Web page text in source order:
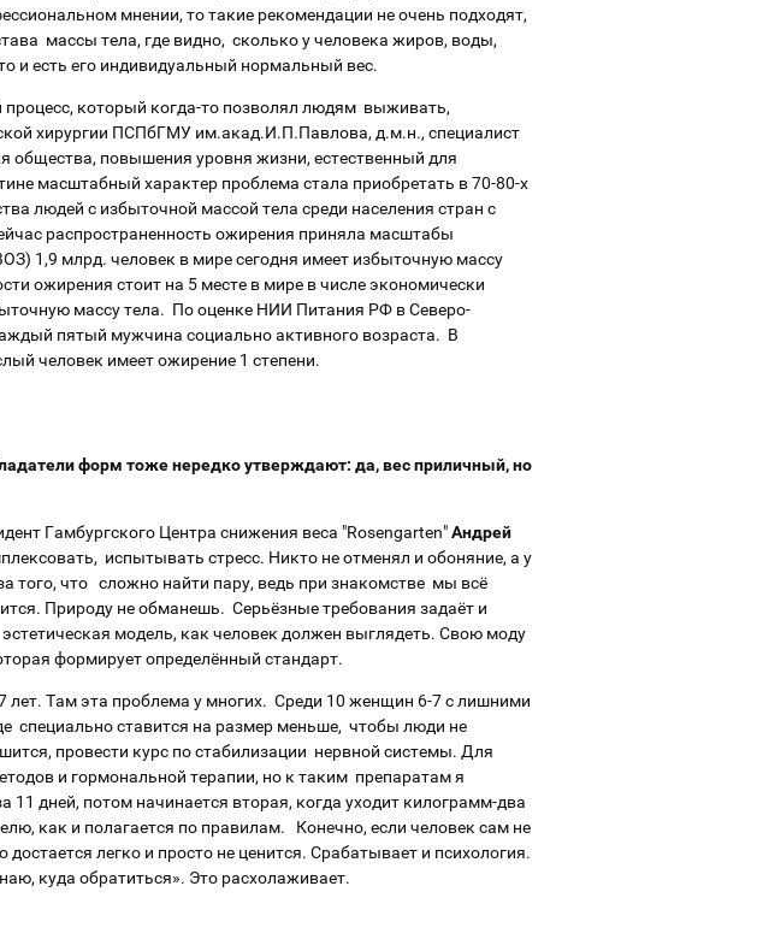
мнении, то такие рекомендации не очень подходят,
массы тела, где видно, сколько у человека жиров, воды,
и есть его индивидуальный нормальный вес.
который когда-то позволял людям выживать,
хирургии ПСПбГМУ им.акад.И.П.Павлова, д.м.н., специалист
общества, повышения уровня жизни, естественный для
масштабный характер проблема стала приобретать в 70-80-х
людей с избыточной массой тела среди населения стран с
распространенность ожирения приняла масштабы
1,9 млрд. человек в мире сегодня имеет избыточную массу
ожирения стоит на 5 месте в мире в числе экономически
массу тела. По оценке НИИ Питания РФ в Северо-
пятый мужчина социально активного возраста. В
человек имеет ожирение 1 степени.
форм тоже нередко утверждают: да, вес приличный, но
Гамбургского Центра снижения веса "Rosengarten"Андрей
испытывать стресс. Никто не отменял и обоняние, а у
того, что сложно найти пару, ведь при знакомстве мы всё
Природу не обманешь. Серьёзные требования задаёт и
модель, как человек должен выглядеть. Свою моду
формирует определённый стандарт.
лет. Там эта проблема у многих. Среди 10 женщин 6-7 с лишними
специально ставится на размер меньше, чтобы люди не
провести курс по стабилизации нервной системы. Для
и гормональной терапии, но к таким препаратам я
дней, потом начинается вторая, когда уходит килограмм-два
как и полагается по правилам. Конечно, если человек сам не
легко и просто не ценится. Срабатывает и психология.
куда обратиться». Это расхолаживает.